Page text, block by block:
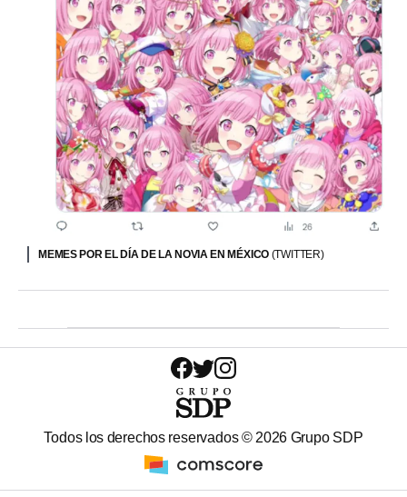
MEMES POR EL DÍA DE LA NOVIA EN MÉXICO (TWITTER)
Todos los derechos reservados © 2026 Grupo SDP